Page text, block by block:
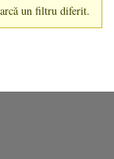
un filtru diferit.